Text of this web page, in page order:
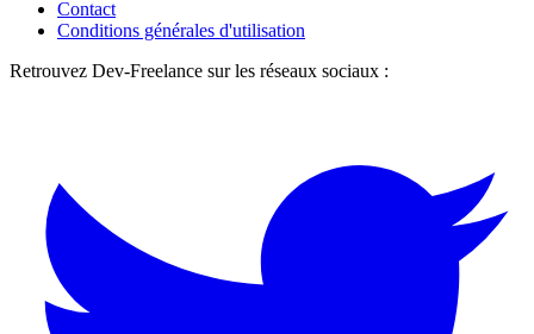
Contact
Conditions générales d'utilisation
Retrouvez Dev-Freelance sur les réseaux sociaux :